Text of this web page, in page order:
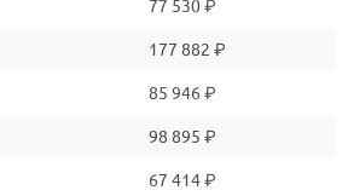
77 530 ₽
177 882 ₽
85 946 ₽
98 895 ₽
67 414 ₽